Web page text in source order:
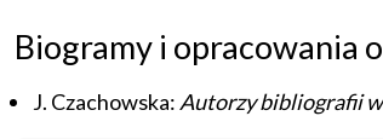
Biogramy i opracowania
J. Czachowska: Autorzy bibliografii